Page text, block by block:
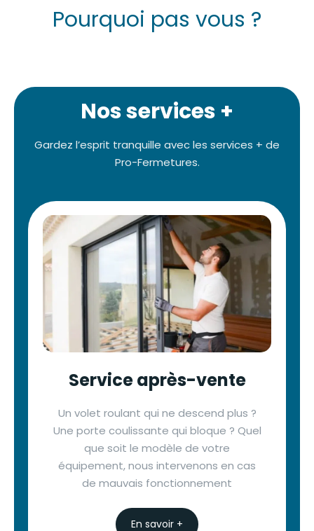
Pourquoi pas vous ?
Nos services +
Gardez l’esprit tranquille avec les services + de
Pro-Fermetures.
Service après-vente
Un volet roulant qui ne descend plus ?
Une porte coulissante qui bloque ? Quel
que soit le modèle de votre
équipement, nous intervenons en cas
de mauvais fonctionnement
En savoir +